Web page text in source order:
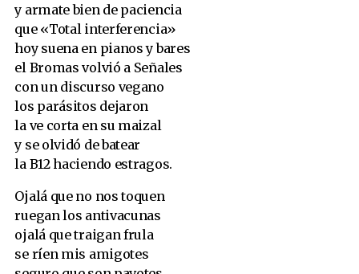
y armate bien de paciencia
que «Total interferencia»
hoy suena en pianos y bares
el Bromas volvió a Señales
con un discurso vegano
los parásitos dejaron
la ve corta en su maizal
y se olvidó de batear
la B12 haciendo estragos.
Ojalá que no nos toquen
ruegan los antivacunas
ojalá que traigan frula
se ríen mis amigotes